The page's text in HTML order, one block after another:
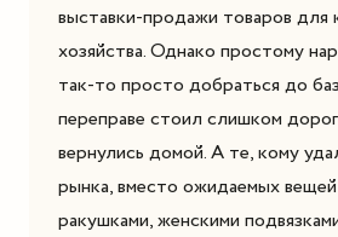
выставки-продажи товаров для
хозяйства. Однако простому
так-то просто добраться до
переправе стоил слишком
вернулись домой. А те, кому
рынка, вместо ожидаемых
ракушками, женскими